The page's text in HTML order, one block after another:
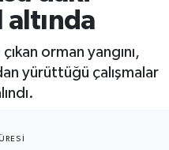
altında
orman yangını,
yürüttüğü çalışmalar